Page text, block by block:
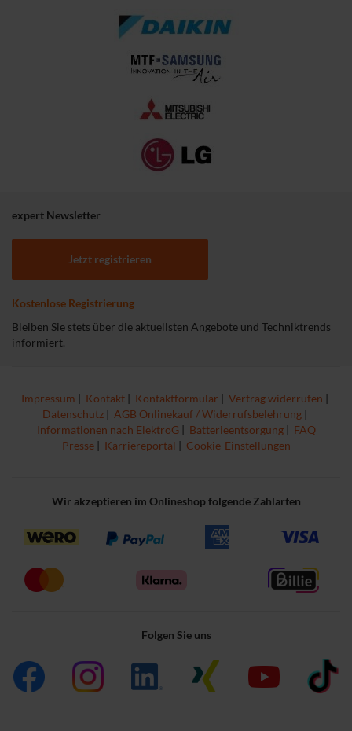
expert Newsletter
Jetzt registrieren
Kostenlose Registrierung
Bleiben Sie stets über die aktuellsten Angebote und Techniktrends
informiert.
Impressum | Kontakt | Kontaktformular | Vertrag widerrufen |
Datenschutz | AGB Onlinekauf / Widerrufsbelehrung |
Informationen nach ElektroG| Batterieentsorgung| FAQ
Presse| Karriereportal | Cookie-Einstellungen
Wir akzeptieren im Onlineshop folgende Zahlarten
Folgen Sie uns